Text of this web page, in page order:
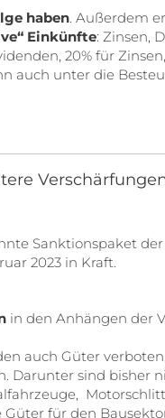
haben. Außerdem
Einkünfte: Zinsen,
20% für
auch unter die
Sanktionspaket
2023 in Kraft.
in den Anhängen der
auch Güter
Darunter sind bisher
für den